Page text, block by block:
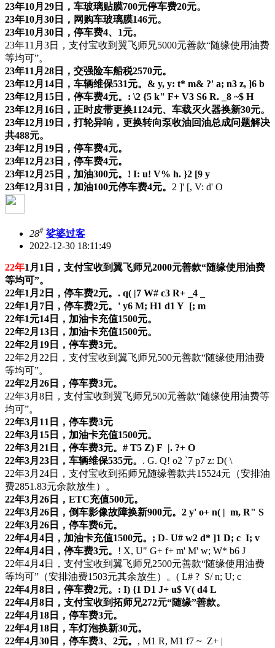
23年10月29日，车玻璃贴膜700元停车费20元。
23年10月30日，网购车玻璃膜146元。
23年10月30日，停车费4、1元。
23年11月3日，支付宝收到翼飞师兄5000元善款“随缘使用油费
等均可”。
23年11月28日，交强险车船税2570元。
23年12月14日，车辆维保531元。 & y, y: t* m& ?' a; n3 z, ]6 b
23年12月15日，停车费4元。 : \2 {5 k" F+ V3 S6 R. _8 ~$ H
23年12月16日，正时皮带更换1124元、车载灭火器换新30元。
23年12月19日，打轮异响，更换转向泵收油回油总成问题解决
共488元。
23年12月19日，停车费4元。
23年12月23日，停车费4元。
23年12月25日，加油300元。 ! I: u! V% h. }2 [9 y
23年12月31日，加油100元停车费4元。 2 ]' [, V: d' O
28# 娑婆过客
2022-12-30 18:11:49
22年1月1日，支付宝收到翼飞师兄2000元善款“随缘使用油费
等均可”。
22年1月2日，停车费2元。 . q( |7 W# c3 R+ _4 _
22年1月7日，停车费2元。 ' y6 M; H1 d1 Y [; m
22年1元14日，加油卡充值1500元。
22年2月13日，加油卡充值1500元。
22年2月19日，停车费3元。
22年2月22日，支付宝收到翼飞师兄500元善款“随缘使用油费
等均可”。
22年2月26日，停车费3元。
22年3月8日，支付宝收到翼飞师兄500元善款“随缘使用油费等
均可”。
22年3月11日，停车费3元
22年3月15日，加油卡充值1500元。
22年3月21日，停车费3元。 # T5 Z) F |. ?+ O
22年3月23日，车辆维保535元。 . G. Q! o2 `7 p7 z: D( \
22年3月24日，支付宝收到拓师兄随缘善款共15524元（安排油
费2851.83元余款放生）。
22年3月26日，ETC充值500元。
22年3月26日，倒车影像故障换新900元。 2 y' o+ n( | m, R" S
22年3月26日，停车费6元。
22年4月4日，加油卡充值1500元。 ; D- U# w2 d* ]1 D; c I; v
22年4月4日，停车费3元。 ! X, U" G+ f+ m' M' w; W* b6 J
22年4月4日，支付宝收到翼飞师兄2500元善款“随缘使用油费
等均可”（安排油费1503元其余放生）。 ( L# ? S/ n; U; c
22年4月8日，停车费2元。 : I) {1 D1 J+ u$ V( d4 L
22年4月8日，支付宝收到拓师兄272元“随缘”善款。
22年4月18日，停车费3元。
22年4月18日，车灯泡换新30元。
22年4月30日，停车费3、2元。 , M1 R, M1 f7 ~ Z+ |